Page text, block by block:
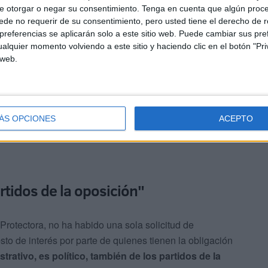
otorgar o negar su consentimiento. Tenga en cuenta que algún
no requerir de su consentimiento, pero usted tiene el derecho de
se aplicarán solo a este sitio web. Puede cambiar sus
momento volviendo a este sitio y haciendo clic en el botón
OPCIONES ACEPTO
en la administración parece querer ver,mientras la
envergadura, una actuación básica para garantizar
lleva meses bloqueada
sin que nadie dé la cara. Y
institucional, ha preguntado", denuncia
de la oposición"
no ha habido una sola solicitud de
de interés por parte de quienes tienen la obligación
es político, también de los partidos de la